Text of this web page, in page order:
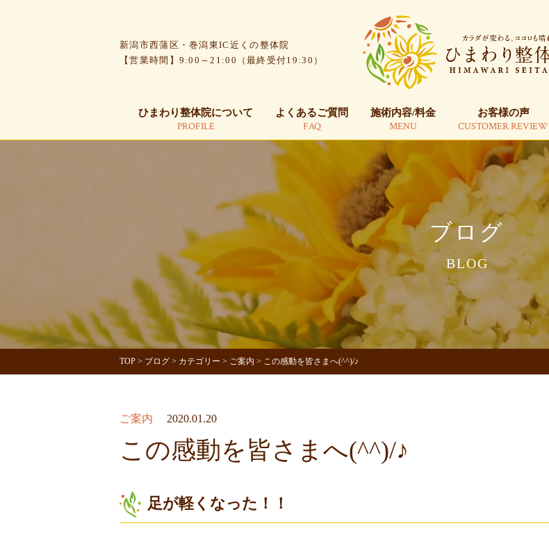
新潟市西蒲区・巻潟東IC近くの整体院
【営業時間】9:00～21:00（最終受付19:30）
ひまわり整体院について
PROFILE
よくあるご質問
FAQ
施術内容/料金
MENU
お客様の声
CUSTOMER REVIEW
MENU
ブログ
BLOG
TOP > ブログ > カテゴリー > ご案内 > この感動を皆さまへ(^^)/♪
ご案内 2020.01.20
この感動を皆さまへ(^^)/♪
足が軽くなった！！